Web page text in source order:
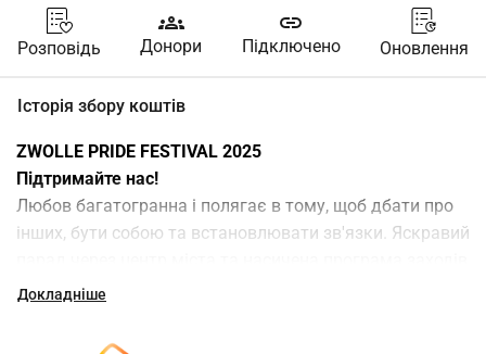
Розповідь
groups
Донори
link
Підключено Оновлення
Історія збору коштів
ZWOLLE PRIDE FESTIVAL 2025
Підтримайте нас!
Любов багатогранна і полягає в тому, щоб дбати про
інших, бути собою та встановлювати зв'язки. Яскравий
зроблять видимими численні форми людського
Pride ми залежимо від пожертв. Чи допоможете ви
Докладніше